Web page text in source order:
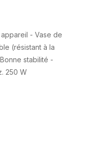
- Vase de
(résistant à la
stabilité -
250 W